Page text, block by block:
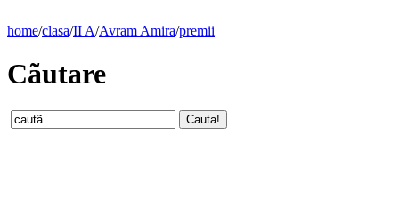
home/clasa/II A/Avram Amira/premii
Cãutare